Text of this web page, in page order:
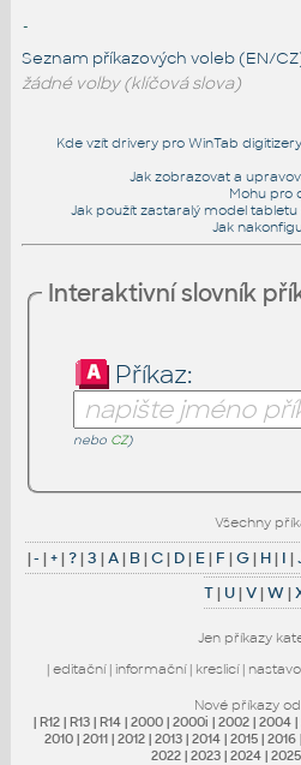
-
Seznam příkazových voleb (EN/
žádné volby (klíčová slova)
Kde vzít drivery pro WinTab
Jak zobrazovat a
Mohu pro
Jak použít zastaralý model
Jak
Interaktivní slovník
Příkaz:
nebo CZ)
Všechny
|- |+|?|3 |A| B|C| D| E| F |G| H| I |
T| U|V|W|
Jen příkazy
| editační| informační| kreslicí|
Nové příkazy
| R12 | R13 | R14 | 2000 | 2000i | 2002 | 2004 |
2010 | 2011 | 2012 | 2013 | 2014 | 2015 | 2016 |
2022 | 2023 | 2024 | 2025